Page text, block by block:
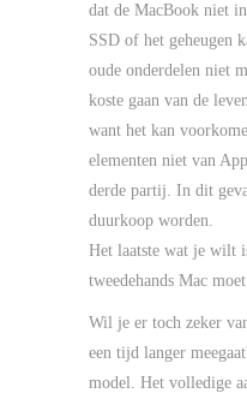
dat de MacBook niet
SSD of het geheugen
oude onderdelen niet
koste gaan van de
want het kan
elementen niet van
derde partij. In dit
duurkoop worden.
Het laatste wat je wilt
tweedehands Mac
Wil je er toch zeker
een tijd langer
model. Het volledige